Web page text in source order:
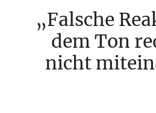
Falsche
dem Ton
nicht